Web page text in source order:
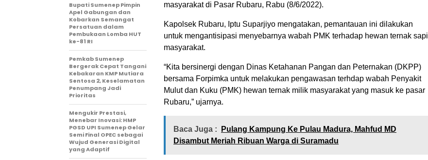
masyarakat di Pasar Rubaru, Rabu (8/6/2022).
Kapolsek Rubaru, Iptu Suparjiyo mengatakan, pemantauan ini dilakukan
untuk mengantisipasi menyebarnya wabah PMK terhadap hewan ternak sapi
masyarakat.
“Kita bersinergi dengan Dinas Ketahanan Pangan dan Peternakan (DKPP)
bersama Forpimka untuk melakukan pengawasan terhdap wabah Penyakit
Mulut dan Kuku (PMK) hewan ternak milik masyarakat yang masuk ke pasar
Rubaru,” ujarnya.
Baca Juga :
Pulang Kampung Ke Pulau Madura, Mahfud MD
Disambut Meriah Ribuan Warga di Suramadu
Bupati Sumenep Pimpin
Apel Gabungan dan
Kobarkan Semangat
Persatuan dalam
Pembukaan Lomba HUT
ke-81 RI
Pemkab Sumenep
Bergerak Cepat Tangani
Kebakaran KMP Mutiara
Sentosa 2, Keselamatan
Penumpang Jadi
Prioritas
Mengukir Prestasi,
Menebar Inovasi: HMP
PGSD UPI Sumenep Gelar
Semi Final OPEC sebagai
Wujud Generasi Digital
yang Adaptif